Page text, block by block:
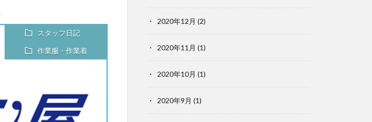
スタッフ日記
作業服・作業着
2020年12月 (2)
2020年11月 (1)
2020年10月 (1)
2020年9月 (1)